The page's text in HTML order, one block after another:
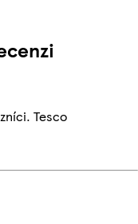
Tesco